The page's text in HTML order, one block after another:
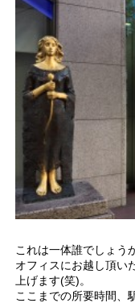
これは一体誰でしょう
オフィスにお越し頂い
上げます(笑)。
ここまでの所要時間、